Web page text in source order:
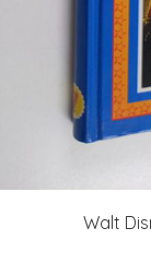
Walt